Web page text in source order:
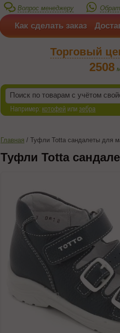
Например:котофей илизебра
Вопрос менеджеру
Как сделать заказ
Торговый
2508
Главная / Туфли Totta сандалеты для
Туфли Totta